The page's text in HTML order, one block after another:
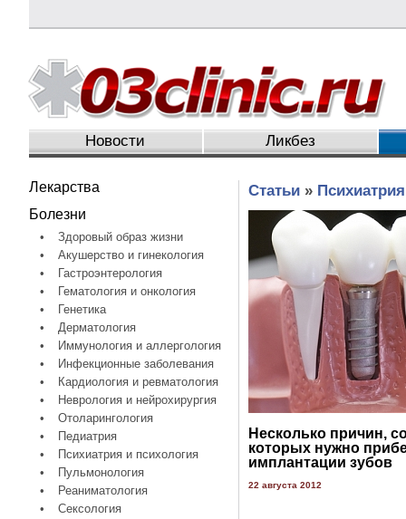
Новости Ликбез
Лекарства
Болезни
•
Здоровый образ жизни
•
Акушерство и гинекология
•
Гастроэнтерология
•
Гематология и онкология
•
Генетика
•
Дерматология
•
Иммунология и аллергология
•
Инфекционные заболевания
•
Кардиология и ревматология
•
Неврология и нейрохирургия
•
Отоларингология
•
Педиатрия
•
Психиатрия и психология
•
Пульмонология
•
Реаниматология
•
Сексология
Статьи»
Несколько причин,
которых нужно
имплантации зубов
22 августа 2012